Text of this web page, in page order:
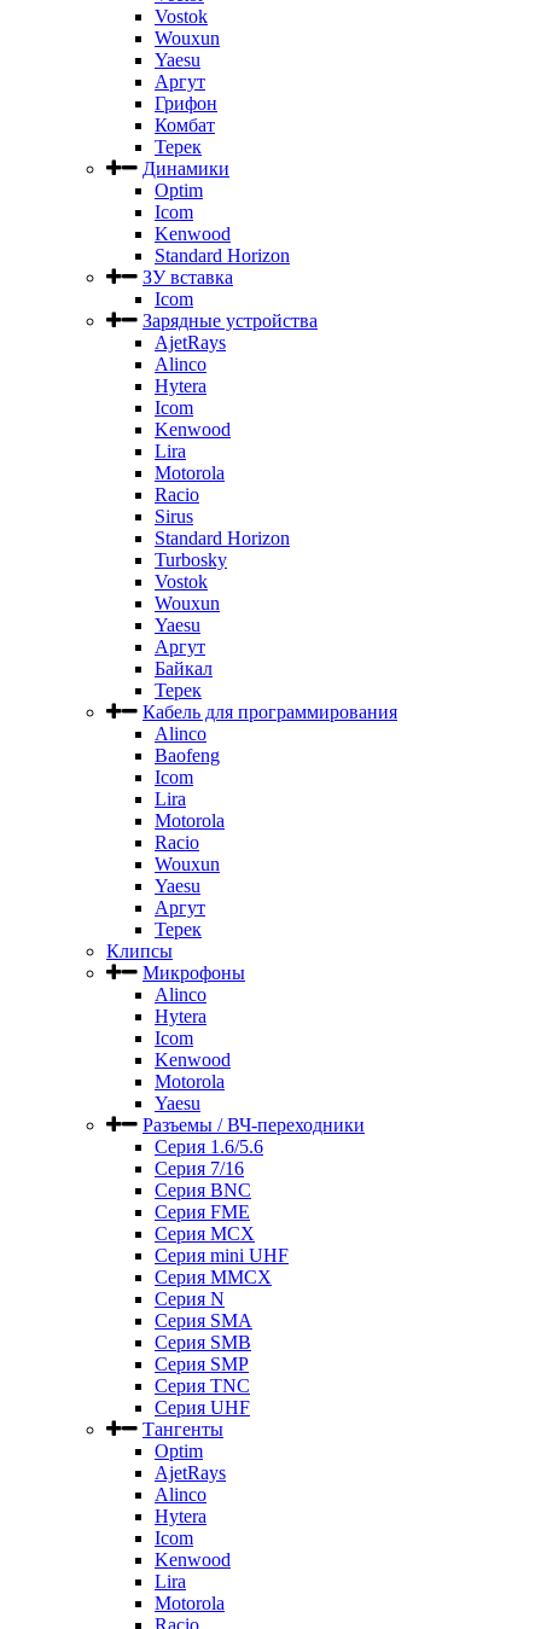
Vostok
Wouxun
Yaesu
Аргут
Грифон
Комбат
Терек
Динамики
Optim
Icom
Kenwood
Standard Horizon
ЗУ вставка
Icom
Зарядные устройства
AjetRays
Alinco
Hytera
Icom
Kenwood
Lira
Motorola
Racio
Sirus
Standard Horizon
Turbosky
Vostok
Wouxun
Yaesu
Аргут
Байкал
Терек
Кабель для программирования
Alinco
Baofeng
Icom
Lira
Motorola
Racio
Wouxun
Yaesu
Аргут
Терек
Клипсы
Микрофоны
Alinco
Hytera
Icom
Kenwood
Motorola
Yaesu
Разъемы / ВЧ-переходники
Серия 1.6/5.6
Серия 7/16
Серия BNC
Серия FME
Серия MCX
Серия mini UHF
Серия MMCX
Серия N
Серия SMA
Серия SMB
Серия SMP
Серия TNC
Серия UHF
Тангенты
Optim
AjetRays
Alinco
Hytera
Icom
Kenwood
Lira
Motorola
Racio